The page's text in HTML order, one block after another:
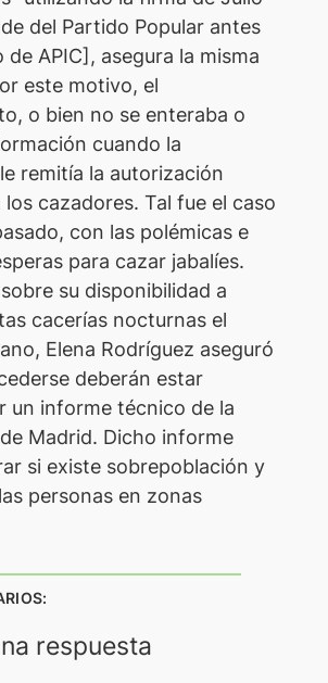
del Partido Popular antes
de APIC], asegura la misma
este motivo, el
o bien no se enteraba o
cuando la
remitía la autorización
cazadores. Tal fue el caso
con las polémicas e
para cazar jabalíes.
su disponibilidad a
cacerías nocturnas el
Elena Rodríguez aseguró
deberán estar
un informe técnico de la
Madrid. Dicho informe
si existe sobrepoblación y
personas en zonas
respuesta